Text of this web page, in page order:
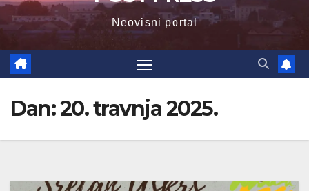
Neovisni portal
Dan:20. travnja 2025.